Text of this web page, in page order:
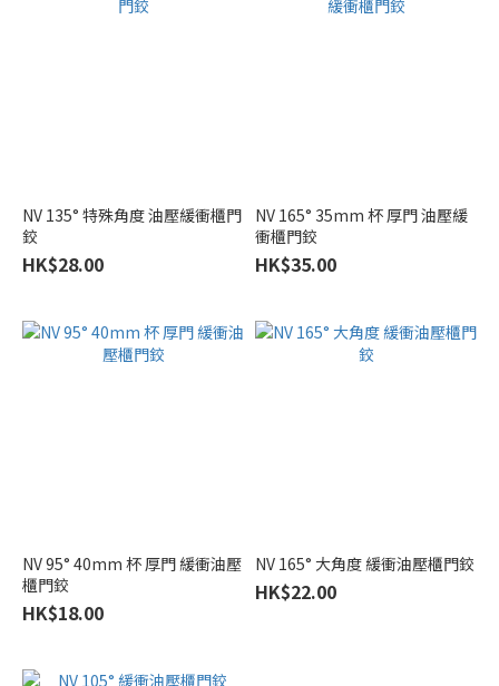
NV 135° 特殊角度 油壓緩衝櫃門
鉸
HK$28.00
NV 165° 35mm 杯 厚門 油壓緩
衝櫃門鉸
HK$35.00
NV 95° 40mm 杯 厚門 緩衝油壓
櫃門鉸
HK$18.00
NV 165° 大角度 緩衝油壓櫃門鉸
HK$22.00